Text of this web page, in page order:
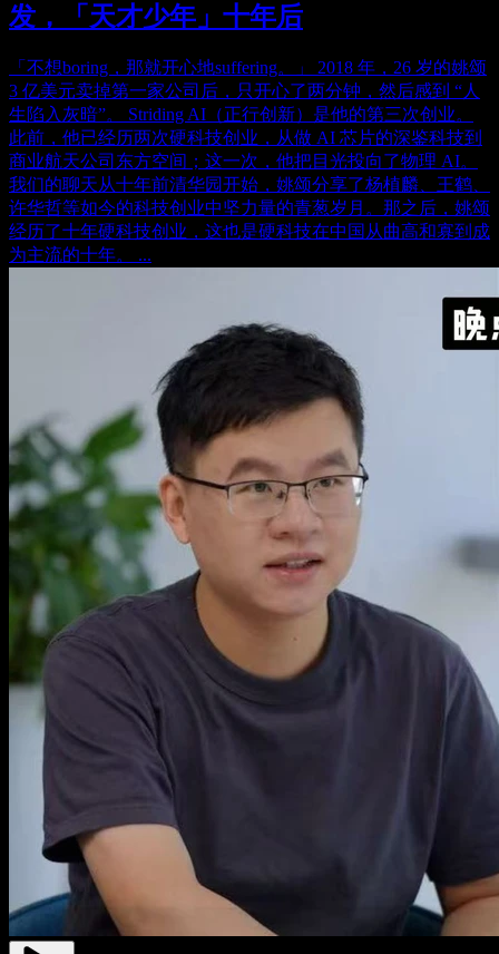
发，「天才少年」十年后
「不想boring，那就开心地suffering。」 2018 年，26 岁的姚颂
3 亿美元卖掉第一家公司后，只开心了两分钟，然后感到 “人
生陷入灰暗”。 Striding AI（正行创新）是他的第三次创业。
此前，他已经历两次硬科技创业，从做 AI 芯片的深鉴科技到
商业航天公司东方空间；这一次，他把目光投向了物理 AI。
我们的聊天从十年前清华园开始，姚颂分享了杨植麟、王鹤、
许华哲等如今的科技创业中坚力量的青葱岁月。那之后，姚颂
经历了十年硬科技创业，这也是硬科技在中国从曲高和寡到成
为主流的十年。 ...